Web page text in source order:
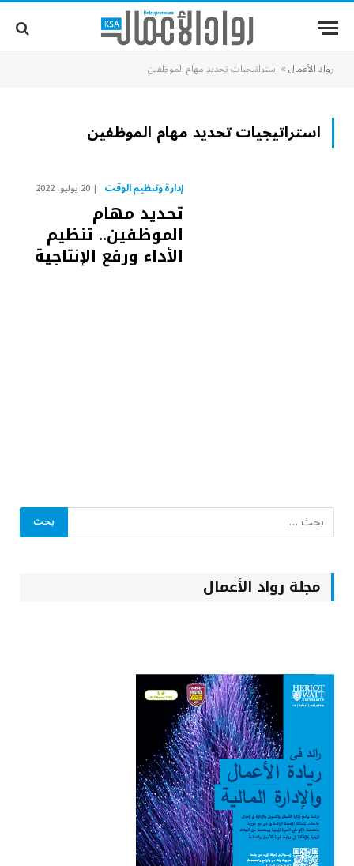
رواد الأعمال» استراتيجيات تحديد مهام الموظفين
استراتيجيات تحديد مهام الموظفين
إدارة وتنظيم الوقت 20 يوليو، 2022
تحديد مهام
الموظفين.. تنظيم
الأداء ورفع الإنتاجية
مجلة رواد الأعمال